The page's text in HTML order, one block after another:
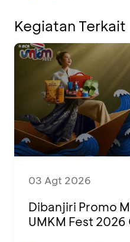
Kegiatan Terkait
03 Agt 2026
Dibanjiri Promo
UMKM Fest